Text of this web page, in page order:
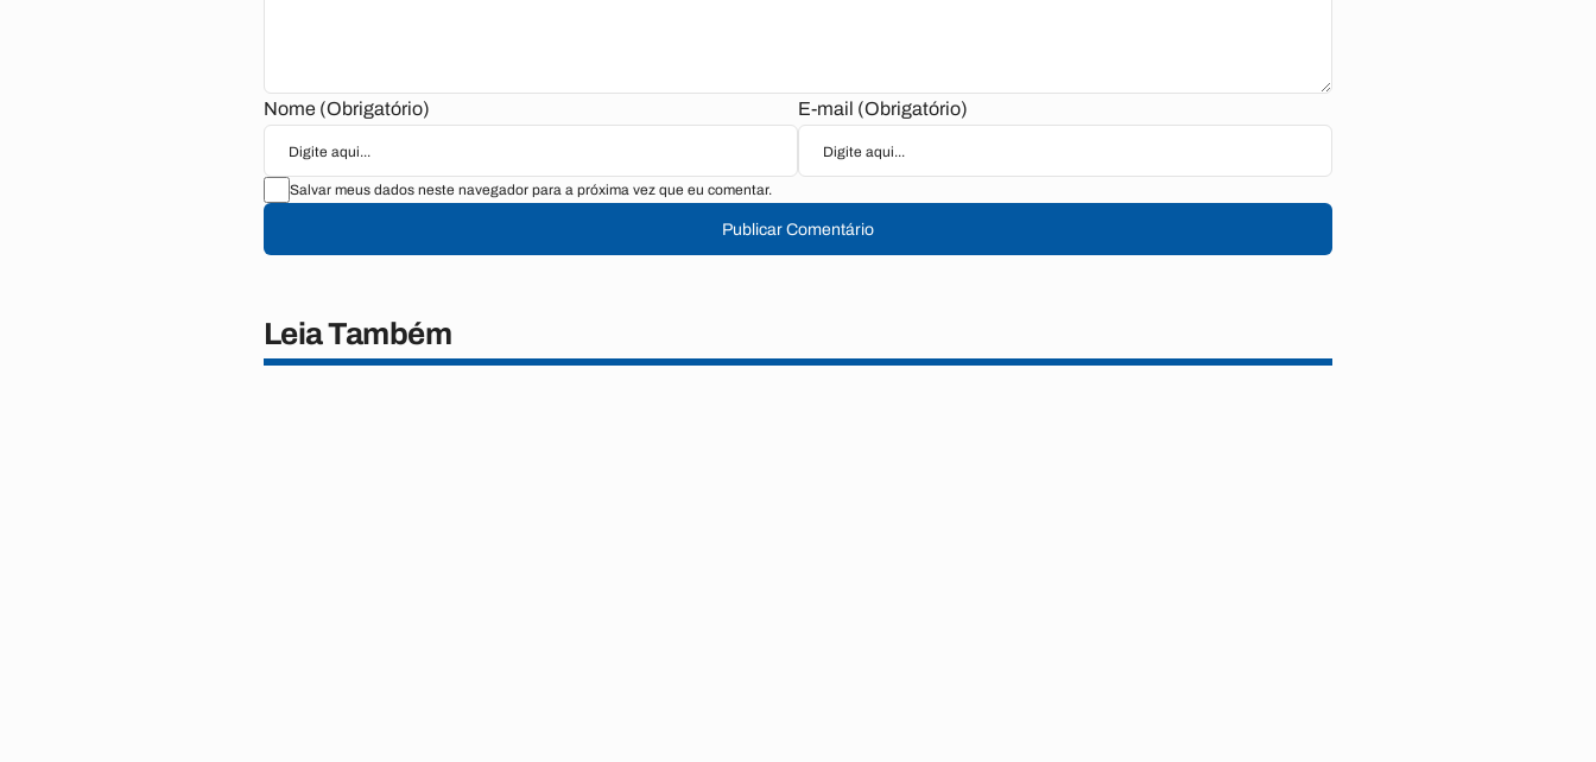
Nome (Obrigatório) E-mail (Obrigatório)
Salvar meus dados neste navegador para a próxima vez que eu comentar.
Publicar Comentário
Leia Também